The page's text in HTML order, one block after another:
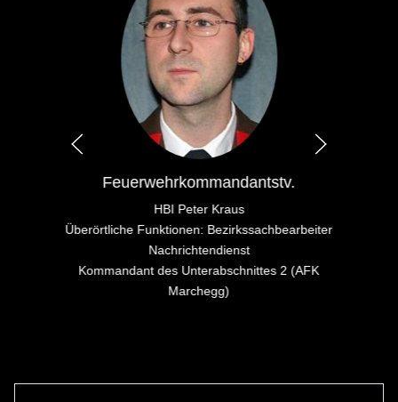
Feuerwehrkommandantstv.
HBI Peter Kraus
Überörtliche Funktionen: Bezirkssachbearbeiter
Nachrichtendienst
Kommandant des Unterabschnittes 2 (AFK
Marchegg)